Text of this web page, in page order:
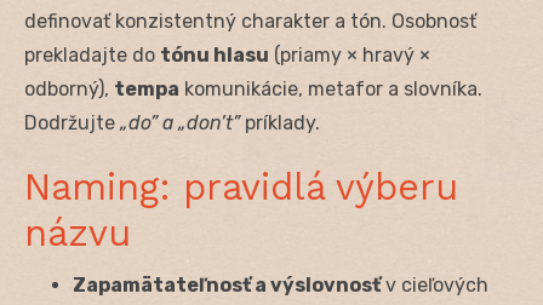
definovať konzistentný charakter a tón. Osobnosť
prekladajte do tónu hlasu (priamy × hravý ×
odborný), tempa komunikácie, metafor a slovníka.
Dodržujte „do” a „don’t”príklady.
Naming: pravidlá výberu
názvu
Zapamätateľnosť a výslovnosťv cieľových